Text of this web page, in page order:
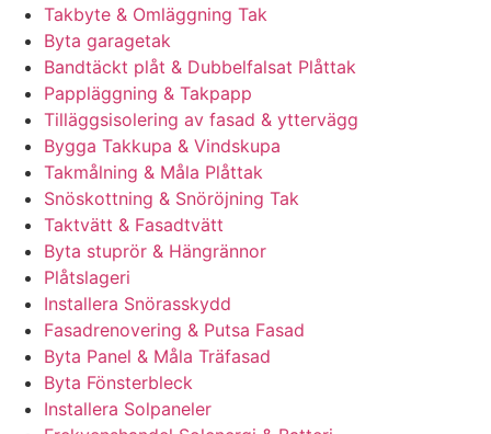
Takbyte & Omläggning Tak
Byta garagetak
Bandtäckt plåt & Dubbelfalsat Plåttak
Pappläggning & Takpapp
Tilläggsisolering av fasad & yttervägg
Bygga Takkupa & Vindskupa
Takmålning & Måla Plåttak
Snöskottning & Snöröjning Tak
Taktvätt & Fasadtvätt
Byta stuprör & Hängrännor
Plåtslageri
Installera Snörasskydd
Fasadrenovering & Putsa Fasad
Byta Panel & Måla Träfasad
Byta Fönsterbleck
Installera Solpaneler